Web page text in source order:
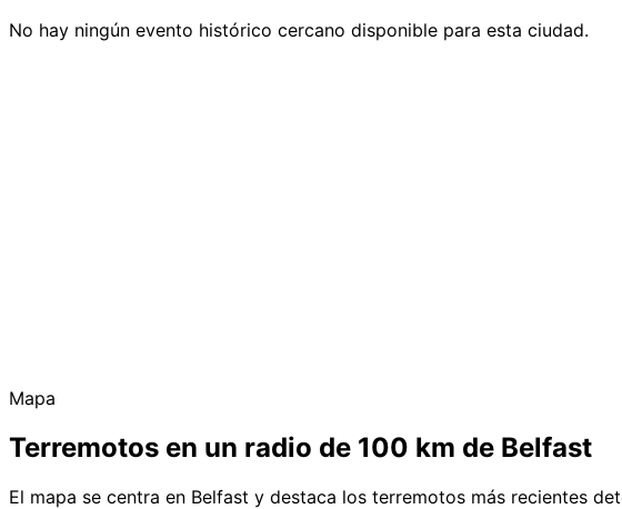
No hay ningún evento histórico cercano disponible para esta ciudad.
Mapa
Terremotos en un radio de 100 km de Belfast
El mapa se centra en Belfast y destaca los terremotos más recientes